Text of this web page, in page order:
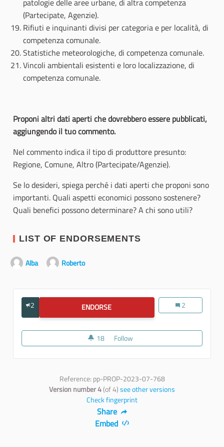
patologie delle aree urbane, di altra competenza
(Partecipate, Agenzie).
Rifiuti e inquinanti divisi per categoria e per località, di
competenza comunale.
Statistiche meteorologiche, di competenza comunale.
Vincoli ambientali esistenti e loro localizzazione, di
competenza comunale.
Proponi altri dati aperti che dovrebbero essere pubblicati,
aggiungendo il tuo commento.
Nel commento indica il tipo di produttore presunto:
Regione, Comune, Altro (Partecipate/Agenzie).
Se lo desideri, spiega perché i dati aperti che proponi sono
importanti. Quali aspetti economici possono sostenere?
Quali benefici possono determinare? A chi sono utili?
LIST OF ENDORSEMENTS
Alba Roberto
2 ENDORSE Ambiente e
2
18 18 followers
Follow
Reference: pp-PROP-2023-07-768
Version number 4(of 4)see other versions
Check fingerprint
Share
Embed